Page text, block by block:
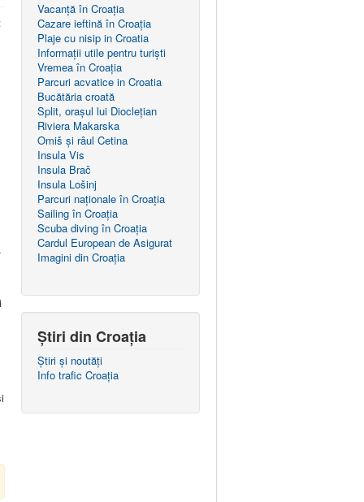
Vacanță în Croația
Cazare ieftină în Croația
Plaje cu nisip in Croatia
Informații utile pentru turiști
Vremea în Croația
Parcuri acvatice in Croatia
Bucătăria croată
Split, orașul lui Dioclețian
Riviera Makarska
Omiš și râul Cetina
Insula Vis
Insula Brač
Insula Lošinj
Parcuri naţionale în Croația
Sailing în Croaţia
Scuba diving în Croația
Cardul European de Asigurat
Imagini din Croația
Știri din Croația
Știri și noutăți
Info trafic Croația